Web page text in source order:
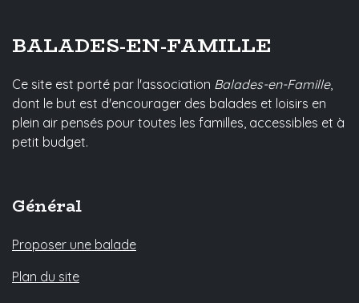
BALADES-EN-FAMILLE
Ce site est porté par l'association Balades-en-Famille,
dont le but est d'encourager des balades et loisirs en
plein air pensés pour toutes les familles, accessibles et à
petit budget.
Général
Proposer une balade
Plan du site